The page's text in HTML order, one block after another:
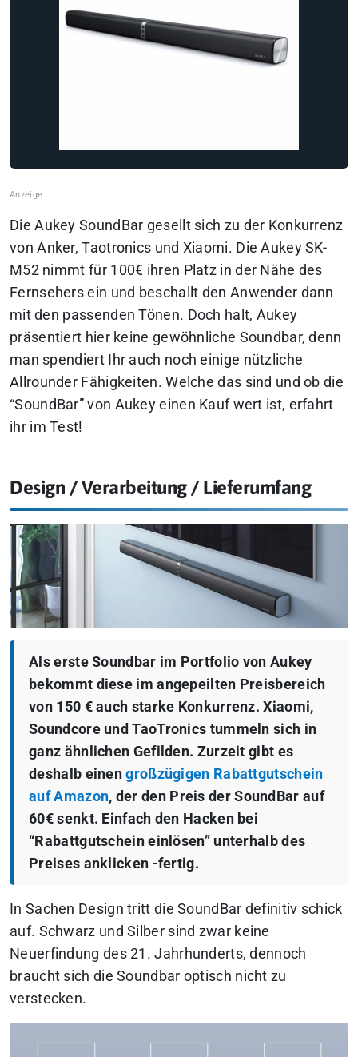
Die Aukey SoundBar gesellt sich zu der Konkurrenz
von Anker, Taotronics und Xiaomi. Die Aukey SK-
M52 nimmt für 100€ ihren Platz in der Nähe des
Fernsehers ein und beschallt den Anwender dann
mit den passenden Tönen. Doch halt, Aukey
präsentiert hier keine gewöhnliche Soundbar, denn
man spendiert Ihr auch noch einige nützliche
Allrounder Fähigkeiten. Welche das sind und ob die
“SoundBar” von Aukey einen Kauf wert ist, erfahrt
ihr im Test!
Design / Verarbeitung / Lieferumfang
Als erste Soundbar im Portfolio von Aukey
bekommt diese im angepeilten Preisbereich
von 150 € auch starke Konkurrenz. Xiaomi,
Soundcore und TaoTronics tummeln sich in
ganz ähnlichen Gefilden. Zurzeit gibt es
deshalb einengroßzügigen Rabattgutschein
auf Amazon, der den Preis der SoundBar auf
60€ senkt. Einfach den Hacken bei
“Rabattgutschein einlösen” unterhalb des
Preises anklicken -fertig.
In Sachen Design tritt die SoundBar definitiv schick
auf. Schwarz und Silber sind zwar keine
Neuerfindung des 21. Jahrhunderts, dennoch
braucht sich die Soundbar optisch nicht zu
verstecken.